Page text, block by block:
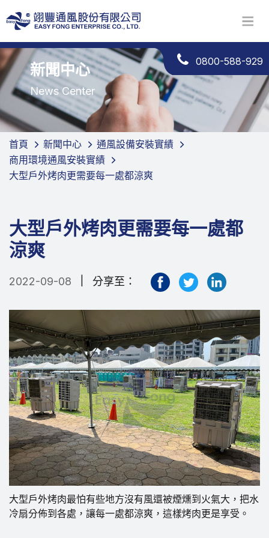
0800-588-929
新聞中心
News Center
首頁 新聞中心
通風設備安裝實績
商用環境通風安裝實績
大型戶外烤肉更需要每一處都涼爽
大型戶外烤肉更需要每一處都
涼爽
2022-09-08 分享至：
大型戶外烤肉最怕有些地方沒有風還被煙燻到火氣大，把水
冷扇分佈到各處，讓每一處都涼爽，這樣烤肉更是享受。